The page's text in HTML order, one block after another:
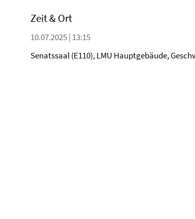
Zeit & Ort
10.07.2025 | 13:15
Senatssaal (E110), LMU Hauptgebäude,